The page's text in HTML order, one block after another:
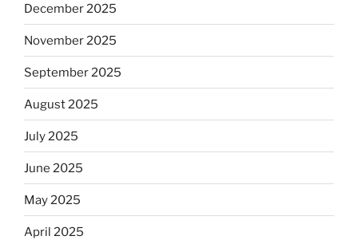
December 2025
November 2025
September 2025
August 2025
July 2025
June 2025
May 2025
April 2025